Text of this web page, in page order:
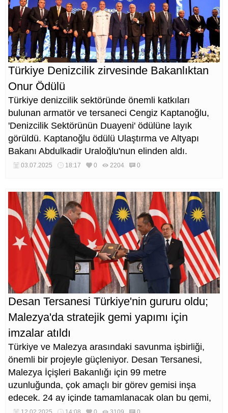
Türkiye Denizcilik zirvesinde Bakanlıktan
Onur Ödülü
Türkiye denizcilik sektöründe önemli katkıları
bulunan armatör ve tersaneci Cengiz Kaptanoğlu,
'Denizcilik Sektörünün Duayeni' ödülüne layık
görüldü. Kaptanoğlu ödülü Ulaştırma ve Altyapı
Bakanı Abdulkadir Uraloğlu'nun elinden aldı.
03.07.2025 18:17 0 2204 0
Desan Tersanesi Türkiye'nin gururu oldu;
Malezya'da stratejik gemi yapımı için
imzalar atıldı
Türkiye ve Malezya arasındaki savunma işbirliği,
önemli bir projeyle güçleniyor. Desan Tersanesi,
Malezya İçişleri Bakanlığı için 99 metre
uzunluğunda, çok amaçlı bir görev gemisi inşa
edecek. 24 ay içinde tamamlanacak olan bu gemi,
Malezya Sahil Güvenlik Komutanlığı (MMEA)